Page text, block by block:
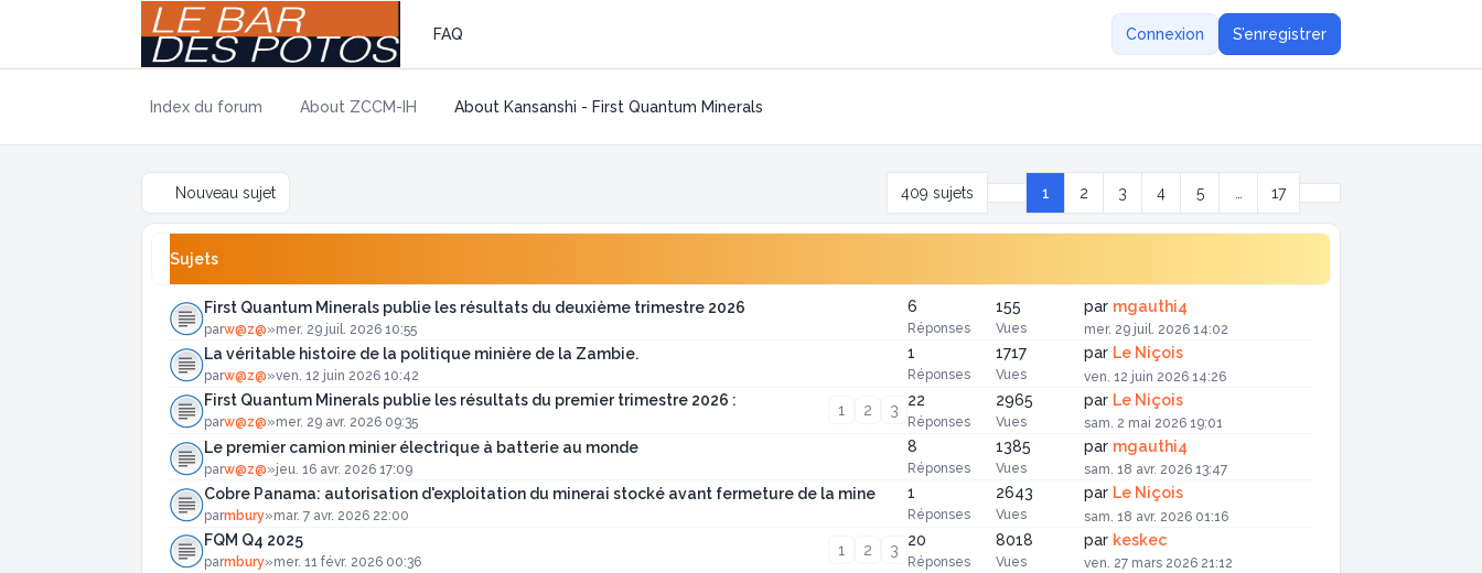
FAQ Connexion S’enregistrer
Index du forum About ZCCM-IH About Kansanshi - First Quantum Minerals
Nouveau sujet 409 sujets
Page 1sur 17
1 2 3 4 5 17
Sujets
First Quantum Minerals publie les résultats du deuxième trimestre 2026
parw@z@»mer. 29 juil. 2026 10:55
6
Réponses
155
Vues
par mgauthi4
mer. 29 juil. 2026 14:02
La véritable histoire de la politique minière de la Zambie.
parw@z@»ven. 12 juin 2026 10:42
1
Réponses
1717
Vues
par Le Niçois
ven. 12 juin 2026 14:26
First Quantum Minerals publie les résultats du premier trimestre 2026 :
parw@z@»mer. 29 avr. 2026 09:35
1 2 3
22
Réponses
2965
Vues
par Le Niçois
sam. 2 mai 2026 19:01
Le premier camion minier électrique à batterie au monde
parw@z@»jeu. 16 avr. 2026 17:09
8
Réponses
1385
Vues
par mgauthi4
sam. 18 avr. 2026 13:47
Cobre Panama: autorisation d'exploitation du minerai stocké avant fermeture de la mine
parmbury»mar. 7 avr. 2026 22:00
1
Réponses
2643
Vues
par Le Niçois
sam. 18 avr. 2026 01:16
FQM Q4 2025
parmbury»mer. 11 févr. 2026 00:36
1 2 3
20
Réponses
8018
Vues
par keskec
ven. 27 mars 2026 21:12